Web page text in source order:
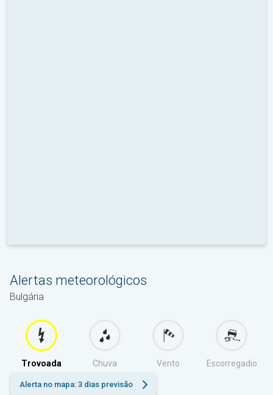
Alertas meteorológicos
Bulgária
Trovoada Chuva Vento Escorregadio
Alerta no mapa: 3 dias previsão